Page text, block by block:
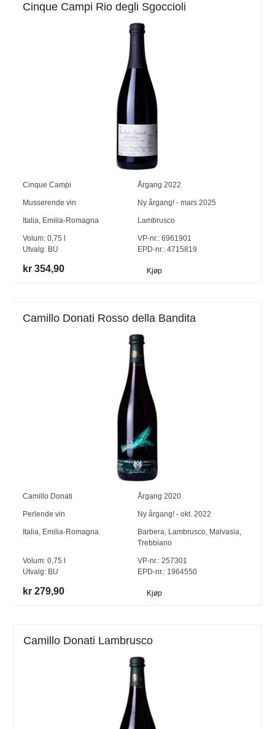
Cinque Campi Rio degli Sgoccioli
Cinque Campi Årgang 2022
Musserende vin Ny årgang! - mars 2025
Italia, Emilia-Romagna Lambrusco
Volum:0,75
Utvalg: BU
VP-nr.:6961901
EPD-nr.: 4715819
kr 354,90 Kjøp
Camillo Donati Rosso della Bandita
Camillo Donati Årgang 2020
Perlende vin Ny årgang! - okt. 2022
Italia, Emilia-Romagna Barbera, Lambrusco, Malvasia,
Trebbiano
Volum:0,75
Utvalg: BU
VP-nr.:257301
EPD-nr.: 1964550
kr 279,90 Kjøp
Camillo Donati Lambrusco